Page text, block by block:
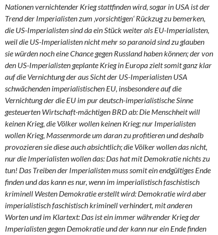
Nationen vernichtender Krieg stattfinden wird, sogar in USA ist der
Trend der Imperialisten zum ‚vorsichtigen‘ Rückzug zu bemerken,
die US-Imperialisten sind da ein Stück weiter als EU-Imperialisten,
weil die US-Imperialisten nicht mehr so paranoid sind zu glauben
sie würden noch eine Chance gegen Russland haben können; der von
den US-Imperialisten geplante Krieg in Europa zielt somit ganz klar
auf die Vernichtung der aus Sicht der US-Imperialisten USA
schwächenden imperialistischen EU, insbesondere auf die
Vernichtung der die EU im pur deutsch-imperialistische Sinne
gesteuerten Wirtschaft-mächtigen BRD ab: Die Menschheit will
keinen Krieg, die Völker wollen keinen Krieg; nur Imperialisten
wollen Krieg, Massenmorde um daran zu profitieren und deshalb
provozieren sie diese auch absichtlich; die Völker wollen das nicht,
nur die Imperialisten wollen das: Das hat mit Demokratie nichts zu
tun! Das Treiben der Imperialisten muss somit ein endgültiges Ende
finden und das kann es nur, wenn im imperialistisch faschistisch
kriminell Westen Demokratie erstellt wird: Demokratie wird aber
imperialistisch faschistisch kriminell verhindert, mit anderen
Worten und im Klartext: Das ist ein immer währender Krieg der
Imperialisten gegen Demokratie und der kann nur ein Ende finden